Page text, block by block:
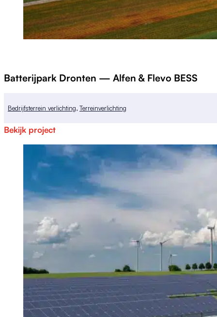
Batterijpark Dronten — Alfen & Flevo BESS
Bedrijfsterrein verlichting, Terreinverlichting
Bekijk project